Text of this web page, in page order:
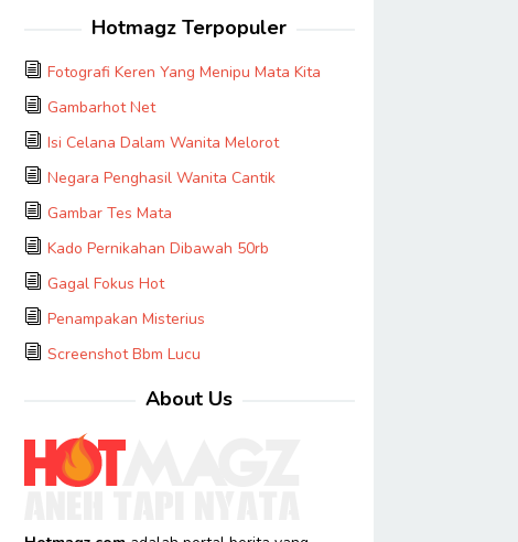
Hotmagz Terpopuler
Fotografi Keren Yang Menipu Mata Kita
Gambarhot Net
Isi Celana Dalam Wanita Melorot
Negara Penghasil Wanita Cantik
Gambar Tes Mata
Kado Pernikahan Dibawah 50rb
Gagal Fokus Hot
Penampakan Misterius
Screenshot Bbm Lucu
About Us